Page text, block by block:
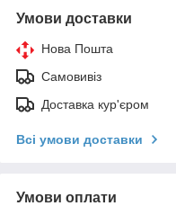
Умови доставки
Нова Пошта
Самовивіз
Доставка кур'єром
Всі умови доставки
Умови оплати